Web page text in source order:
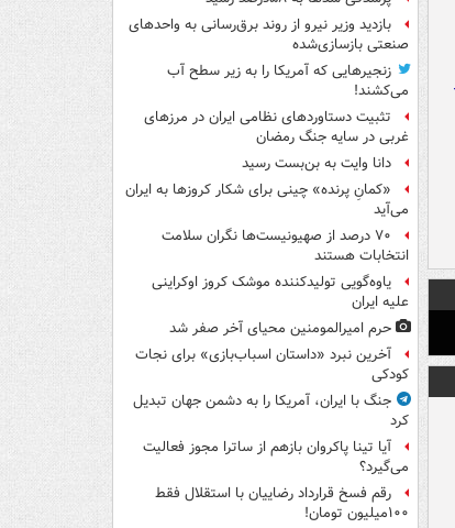
بازدید وزیر نیرو از روند برق‌رسانی به واحدهای
صنعتی بازسازی‌شده
زنجیرهایی که آمریکا را به زیر سطح آب
می‌کشند!
تثبیت دستاوردهای نظامی ایران در مرزهای
غربی در سایه جنگ رمضان
دانا وایت به بن‌بست رسید
«کمانِ پرنده» چینی برای شکار کروزها به ایران
می‌آید
۷۰ درصد از صهیونیست‌ها نگران سلامت
انتخابات هستند
یاوه‌گویی تولیدکننده موشک کروز اوکراینی
علیه ایران
حرم امیرالمومنین محیای آخر صفر شد
آخرین نبرد «داستان اسباب‌بازی» برای نجات
کودکی
جنگ با ایران، آمریکا را به دشمن جهان تبدیل
کرد
آیا تینا پاکروان بازهم از ساترا مجوز فعالیت
می‌گیرد؟
رقم فسخ قرارداد رضاییان با استقلال فقط
۱۰۰میلیون تومان!